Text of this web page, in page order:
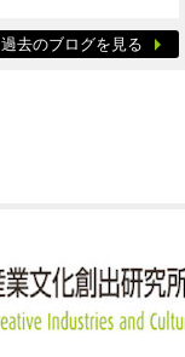
過去のブログを見る